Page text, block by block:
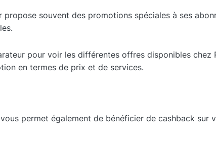
propose souvent des promotions spéciales à ses
pour voir les différentes offres disponibles chez
en termes de prix et de services.
permet également de bénéficier de cashback sur